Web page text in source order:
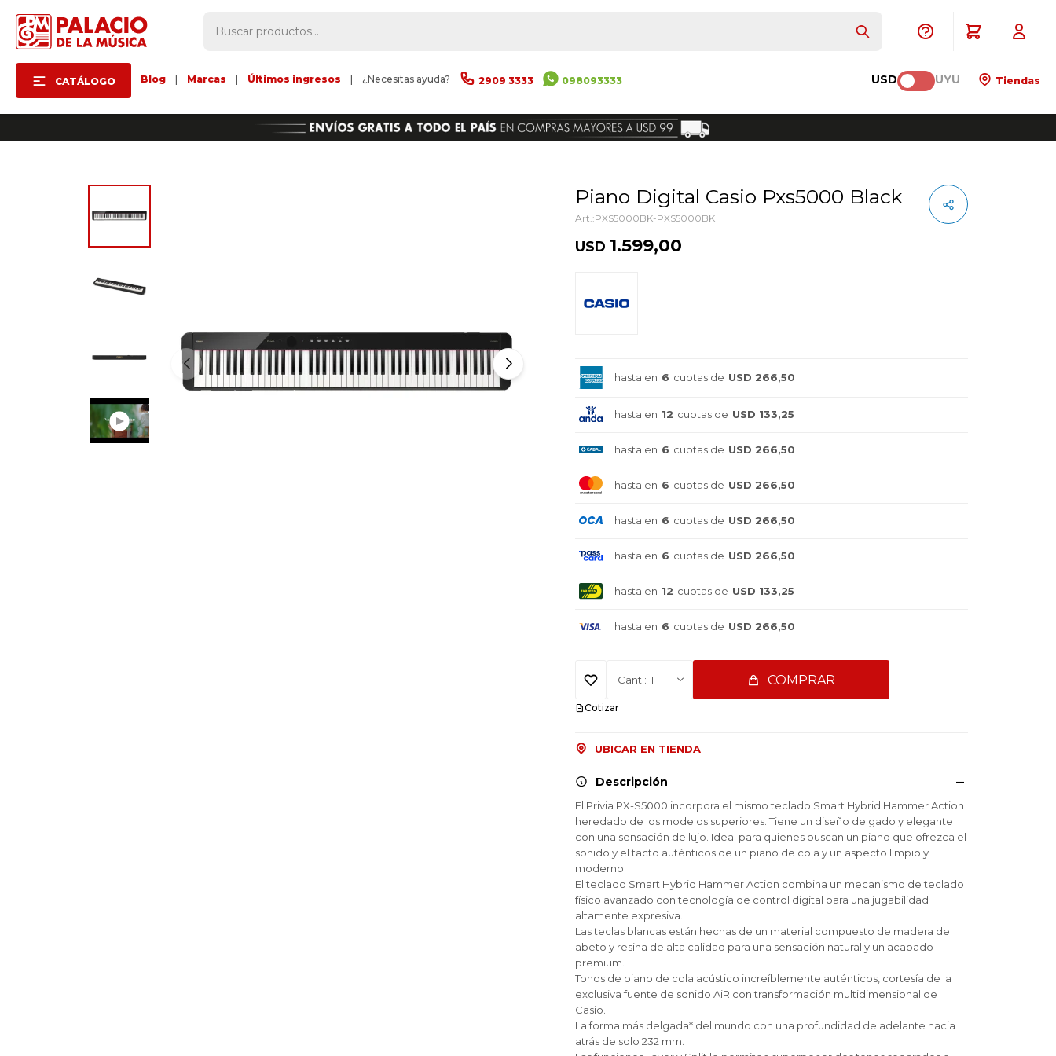
CATÁLOGO Blog Marcas Últimos ingresos ¿Necesitas ayuda? 2909 3333 098093333 USD UYU Tiendas
Piano Digital Casio Pxs5000 Black
PXS5000BK-PXS5000BK
USD 1.599,00
hasta en 6 cuotas de USD 266,50
hasta en 12 cuotas de USD 133,25
hasta en 6 cuotas de USD 266,50
hasta en 6 cuotas de USD 266,50
hasta en 6 cuotas de USD 266,50
hasta en 6 cuotas de USD 266,50
hasta en 12 cuotas de USD 133,25
hasta en 6 cuotas de USD 266,50
1 COMPRAR
Cotizar
UBICAR EN TIENDA
Descripción
El Privia PX-S5000 incorpora el mismo teclado Smart Hybrid Hammer Action
heredado de los modelos superiores. Tiene un diseño delgado y elegante
con una sensación de lujo. Ideal para quienes buscan un piano que ofrezca el
sonido y el tacto auténticos de un piano de cola y un aspecto limpio y
moderno.
El teclado Smart Hybrid Hammer Action combina un mecanismo de teclado
físico avanzado con tecnología de control digital para una jugabilidad
altamente expresiva.
Las teclas blancas están hechas de un material compuesto de madera de
abeto y resina de alta calidad para una sensación natural y un acabado
premium.
Tonos de piano de cola acústico increíblemente auténticos, cortesía de la
exclusiva fuente de sonido AiR con transformación multidimensional de
Casio.
La forma más delgada* del mundo con una profundidad de adelante hacia
atrás de solo 232 mm.